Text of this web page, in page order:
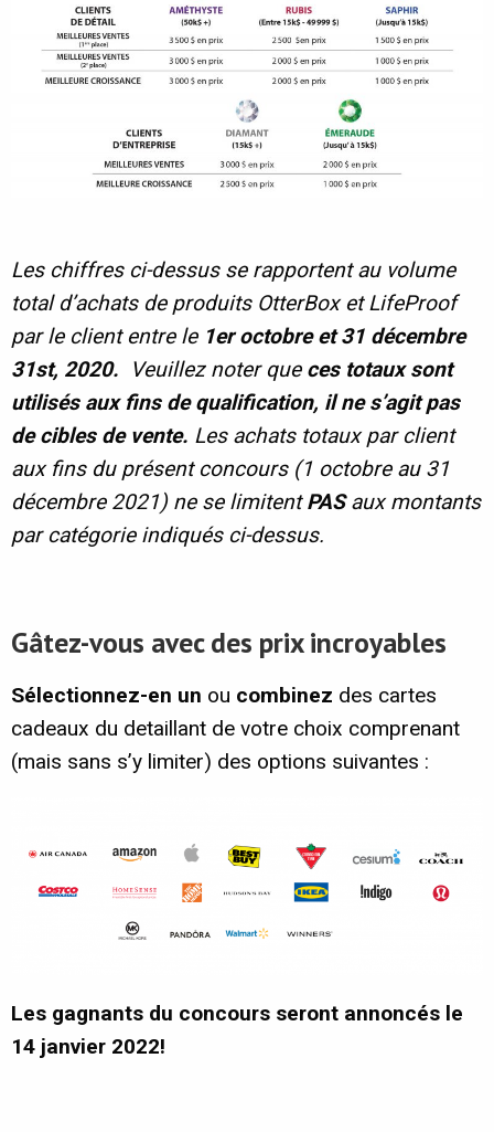
Les chiffres ci-dessus se rapportent au volume
total d’achats de produits OtterBox et LifeProof
par le client entre le 1er octobre et 31 décembre
31st, 2020.
Veuillez noter que ces totaux sont
utilisés aux fins de qualification, il ne s’agit pas
de cibles de vente. Les achats totaux par client
aux fins du présent concours (1 octobre au 31
décembre 2021) ne se limitentPASaux montants
par catégorie indiqués ci-dessus.
Gâtez-vous avec des prix incroyables
Sélectionnez-en un ou combinez des cartes
cadeaux du detaillant de votre choix comprenant
(mais sans s’y limiter) des options suivantes :
Les gagnants du concours seront annoncés le
14 janvier 2022!